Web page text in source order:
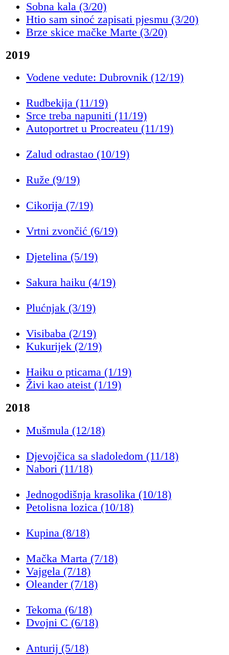
Sobna kala (3/20)
Htio sam sinoć zapisati pjesmu (3/20)
Brze skice mačke Marte (3/20)
2019
Vodene vedute: Dubrovnik (12/19)
Rudbekija (11/19)
Srce treba napuniti (11/19)
Autoportret u Procreateu (11/19)
Zalud odrastao (10/19)
Ruže (9/19)
Cikorija (7/19)
Vrtni zvončić (6/19)
Djetelina (5/19)
Sakura haiku (4/19)
Plućnjak (3/19)
Visibaba (2/19)
Kukurijek (2/19)
Haiku o pticama (1/19)
Živi kao ateist (1/19)
2018
Mušmula (12/18)
Djevojčica sa sladoledom (11/18)
Nabori (11/18)
Jednogodišnja krasolika (10/18)
Petolisna lozica (10/18)
Kupina (8/18)
Mačka Marta (7/18)
Vajgela (7/18)
Oleander (7/18)
Tekoma (6/18)
Dvojni C (6/18)
Anturij (5/18)